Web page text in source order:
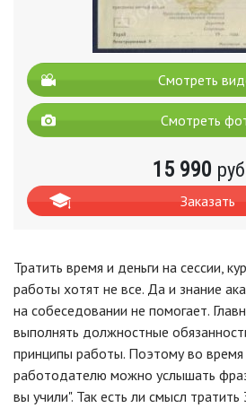
Смотреть
Смотреть
15 990
Заказать
Тратить время и деньги на сессии,
работы хотят не все. Да и знание
на собеседовании не помогает.
выполнять должностные
принципы работы. Поэтому во время
работодателю можно услышать
вы учили". Так есть ли смысл